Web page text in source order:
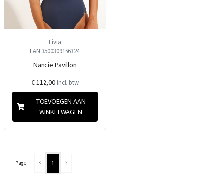
Livia
EAN 3500309166324
Nancie Pavillon
€ 112,00 Incl. btw
TOEVOEGEN AAN
WINKELWAGEN
Page 1